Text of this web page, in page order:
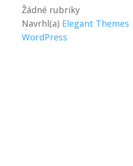
Žádné rubriky
Navrhl(a) Elegant Themes
WordPress